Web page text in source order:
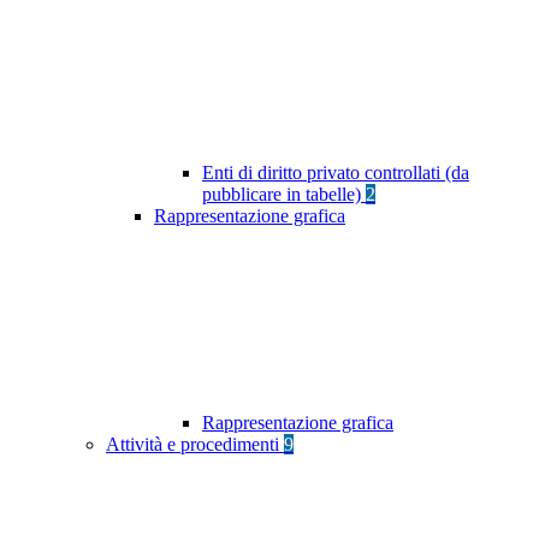
Enti di diritto privato controllati (da
pubblicare in tabelle) 2
Rappresentazione grafica
Rappresentazione grafica
Attività e procedimenti 9